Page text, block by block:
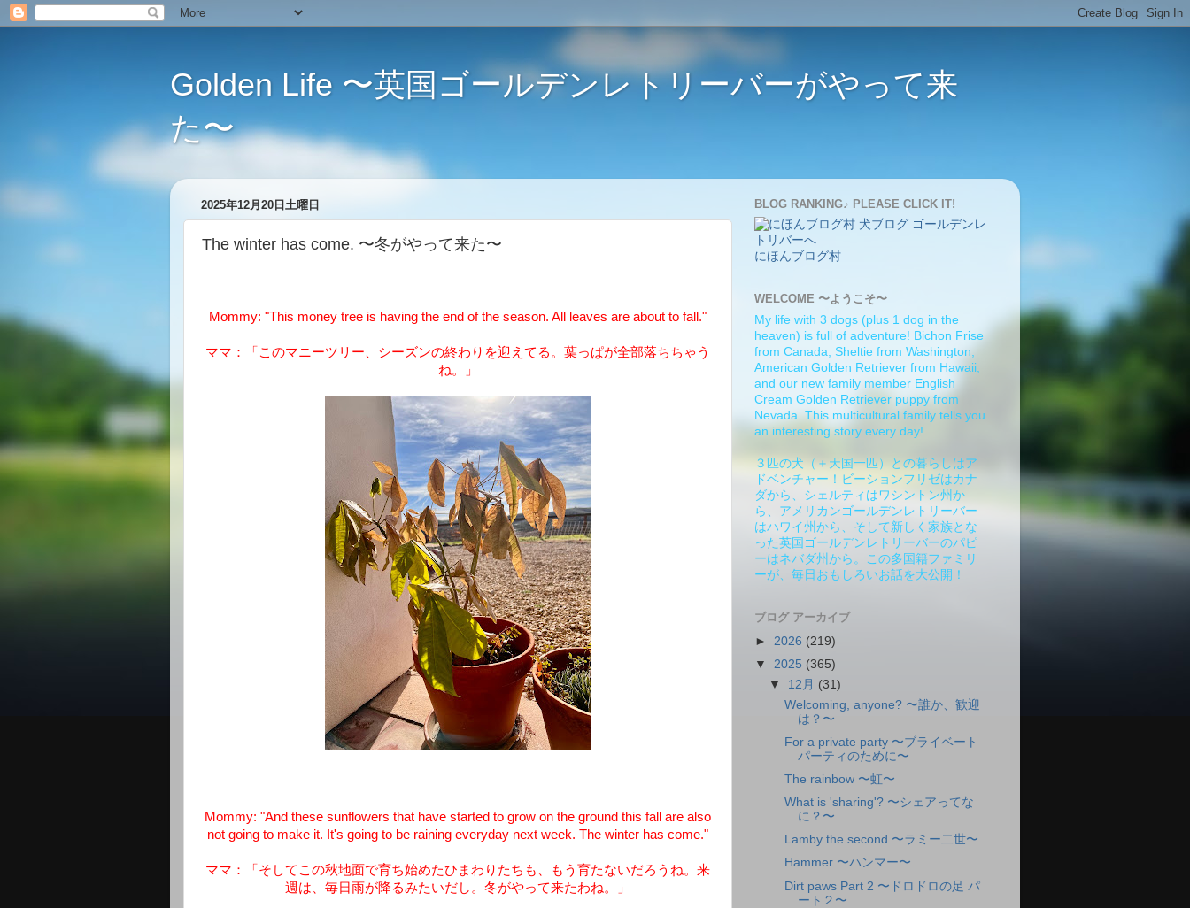
Golden Life 〜英国ゴールデンレトリーバーがやって来
た〜
2025年12月20日土曜日
The winter has come. 〜冬がやって来た〜
Mommy: "This money tree is having the end of the season. All leaves are about to fall."
ママ：「このマニーツリー、シーズンの終わりを迎えてる。葉っぱが全部落ちちゃう
ね。」
Mommy: "And these sunflowers that have started to grow on the ground this fall are also
not going to make it. It's going to be raining everyday next week. The winter has come."
ママ：「そしてこの秋地面で育ち始めたひまわりたちも、もう育たないだろうね。来
週は、毎日雨が降るみたいだし。冬がやって来たわね。」
BLOG RANKING♪ PLEASE CLICK IT!
にほんブログ村
WELCOME 〜ようこそ〜
My life with 3 dogs (plus 1 dog in the
heaven) is full of adventure! Bichon Frise
from Canada, Sheltie from Washington,
American Golden Retriever from Hawaii,
and our new family member English
Cream Golden Retriever puppy from
Nevada. This multicultural family tells you
an interesting story every day!
３匹の犬（＋天国一匹）との暮らしはア
ドベンチャー！ビーションフリゼはカナ
ダから、シェルティはワシントン州か
ら、アメリカンゴールデンレトリーバー
はハワイ州から、そして新しく家族とな
った英国ゴールデンレトリーバーのパピ
ーはネバダ州から。この多国籍ファミリ
ーが、毎日おもしろいお話を大公開！
ブログ アーカイブ
► 2026 (219)
▼ 2025 (365)
▼ 12月 (31)
Welcoming, anyone? 〜誰か、歓迎
は？〜
For a private party 〜ブライベート
パーティのために〜
The rainbow 〜虹〜
What is 'sharing'? 〜シェアってな
に？〜
Lamby the second 〜ラミー二世〜
Hammer 〜ハンマー〜
Dirt paws Part 2 〜ドロドロの足 パ
ート２〜